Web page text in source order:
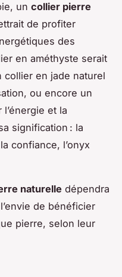
un collier pierre
de profiter
des
en améthyste serait
en jade naturel
ou encore un
et la
signification : la
confiance, l’onyx
naturelle dépendra
de bénéficier
pierre, selon leur